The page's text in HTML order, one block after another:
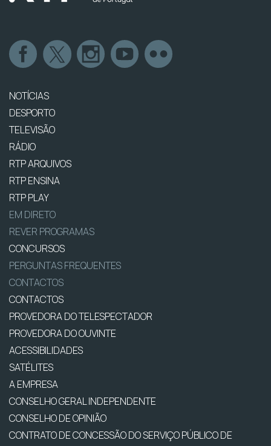
NOTÍCIAS
DESPORTO
TELEVISÃO
RÁDIO
RTP ARQUIVOS
RTP ENSINA
RTP PLAY
EM DIRETO
REVER PROGRAMAS
CONCURSOS
PERGUNTAS FREQUENTES
CONTACTOS
CONTACTOS
PROVEDORA DO TELESPECTADOR
PROVEDORA DO OUVINTE
ACESSIBILIDADES
SATÉLITES
A EMPRESA
CONSELHO GERAL INDEPENDENTE
CONSELHO DE OPINIÃO
CONTRATO DE CONCESSÃO DO SERVIÇO PÚBLICO DE